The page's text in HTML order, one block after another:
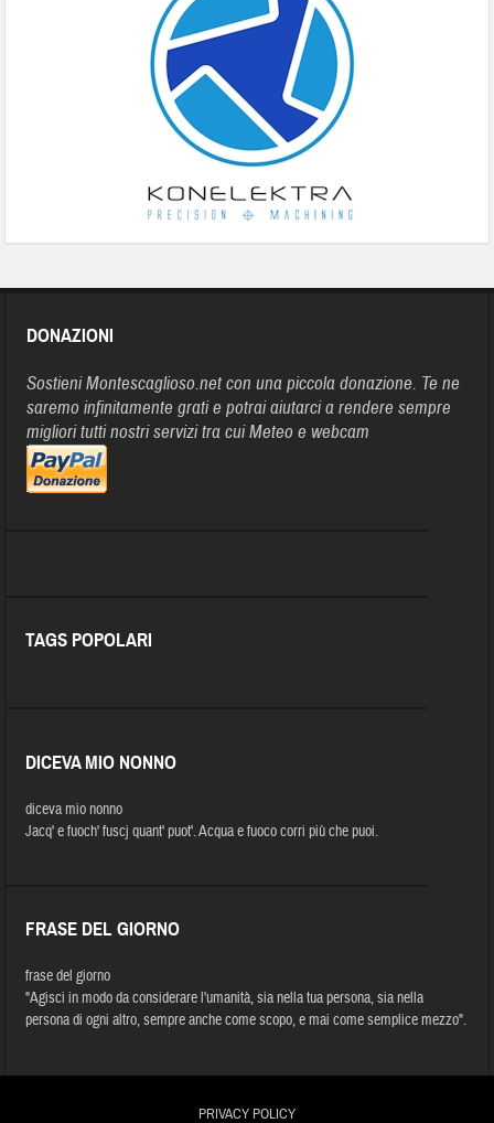
DONAZIONI
Sostieni Montescaglioso.net con una piccola donazione. Te ne
saremo infinitamente grati e potrai aiutarci a rendere sempre
migliori tutti nostri servizi tra cui Meteo e webcam
TAGS POPOLARI
DICEVA MIO NONNO
diceva mio nonno
Jacq' e fuoch' fuscj quant' puot'. Acqua e fuoco corri più che puoi.
FRASE DEL GIORNO
frase del giorno
"Agisci in modo da considerare l'umanità, sia nella tua persona, sia nella
persona di ogni altro, sempre anche come scopo, e mai come semplice mezzo".
PRIVACY POLICY